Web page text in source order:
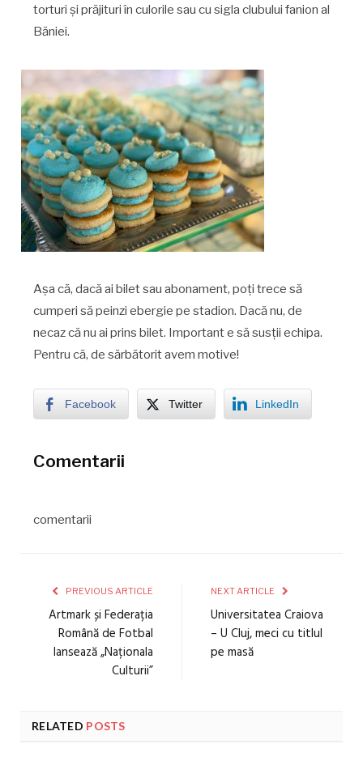
torturi și prăjituri în culorile sau cu sigla clubului fanion al
Băniei.
Așa că, dacă ai bilet sau abonament, poți trece să
cumperi să peinzi ebergie pe stadion. Dacă nu, de
necaz că nu ai prins bilet. Important e să susții echipa.
Pentru că, de sărbătorit avem motive!
Facebook Twitter LinkedIn
Comentarii
comentarii
PREVIOUS ARTICLE
Artmark și Federația
Română de Fotbal
lansează „Naționala
Culturii”
NEXT ARTICLE
Universitatea Craiova
– U Cluj, meci cu titlul
pe masă
RELATED POSTS